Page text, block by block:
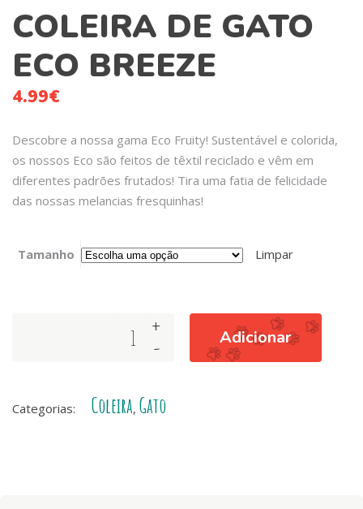
COLEIRA DE GATO
ECO BREEZE
4.99€
Descobre a nossa gama Eco Fruity! Sustentável e colorida,
os nossos Eco são feitos de têxtil reciclado e vêm em
diferentes padrões frutados! Tira uma fatia de felicidade
das nossas melancias fresquinhas!
Tamanho Limpar
BREEZE
-
+ Adicionar
Categorias: Coleira, Gato